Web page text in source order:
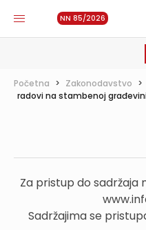
NN 85/2026
Početna > Zakonodavstvo >
radovi na stambenoj
Za pristup do
Sadržajima se